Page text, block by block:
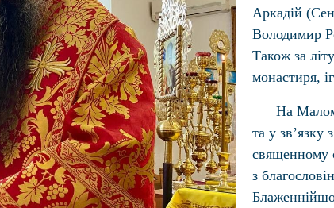
Аркадій
Володимир
Також за
монастиря,
На
та у зв’язку
священному
з